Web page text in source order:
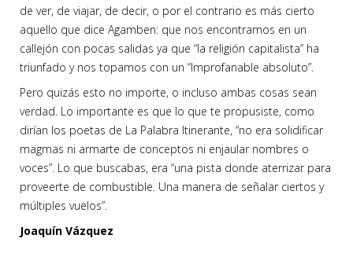
de ver, de viajar, de decir, o por el contrario es más cierto
aquello que dice Agamben: que nos encontramos en un
callejón con pocas salidas ya que “la religión capitalista” ha
triunfado y nos topamos con un “Improfanable absoluto”.
Pero quizás esto no importe, o incluso ambas cosas sean
verdad. Lo importante es que lo que te propusiste, como
dirían los poetas de La Palabra Itinerante, “no era solidificar
magmas ni armarte de conceptos ni enjaular nombres o
voces”. Lo que buscabas, era “una pista donde aterrizar para
proveerte de combustible. Una manera de señalar ciertos y
múltiples vuelos”.
Joaquín Vázquez